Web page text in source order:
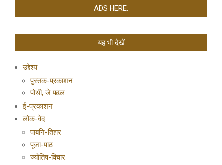
ADS HERE:
यह भी देखें
उद्देश्य
पुस्तक-प्रकाशन
पोथी, जे पढल
ई-प्रकाशन
लोक-वेद
पाबनि-तिहार
पूजा-पाठ
ज्योतिष-विचार